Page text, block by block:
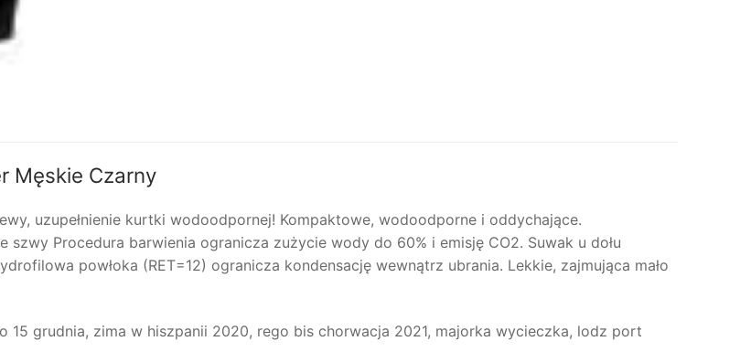
Męskie Czarny
uzupełnienie kurtki wodoodpornej! Kompaktowe, wodoodporne i oddychające.
Procedura barwienia ogranicza zużycie wody do 60% i emisję CO2. Suwak u dołu
powłoka (RET=12) ogranicza kondensację wewnątrz ubrania. Lekkie, zajmująca mało
15 grudnia, zima w hiszpanii 2020, rego bis chorwacja 2021, majorka wycieczka, lodz port